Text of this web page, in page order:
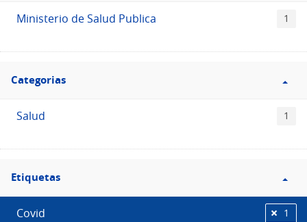
Ministerio de Salud Publica 1
Filtro
Categorias
Categorias
Salud 1
Filtro
Etiquetas
Etiquetas
Covid 1